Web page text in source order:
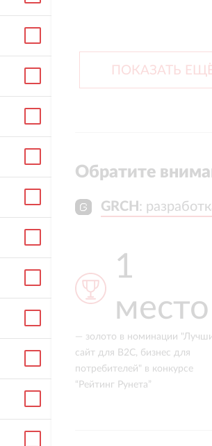
ПОКАЗАТЬ
Обратите
GRCH :
GRCH :
1
место
— золото в номинации "Лучший
сайт для B2C, бизнес для
потребителей" в конкурсе
“Рейтинг Рунета”